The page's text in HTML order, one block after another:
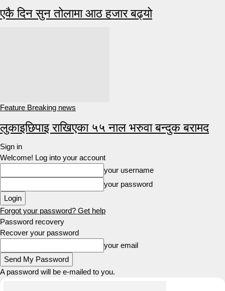
एकै दिन सुन तोलामा आठ हजार बढ्यो
Feature Breaking news
लुकाइछिपाइ राखिएका ५५ नाल भरुवा बन्दुक बरामद
Sign in
Welcome! Log into your account
your username
your password
Forgot your password? Get help
Password recovery
Recover your password
your email
A password will be e-mailed to you.